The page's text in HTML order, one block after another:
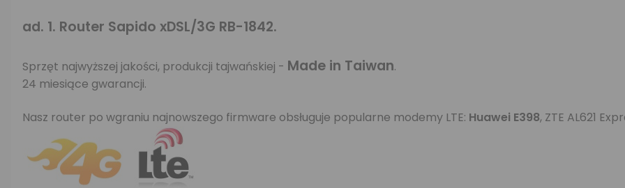
ad. 1. Router Sapido xDSL/3G RB-1842.
Sprzęt najwyższej jakości, produkcji tajwańskiej - Made in Taiwan.
24 miesiące gwarancji.
Nasz router po wgraniu najnowszego firmware obsługuje popularne modemy LTE: Huawei E398, ZTE AL621